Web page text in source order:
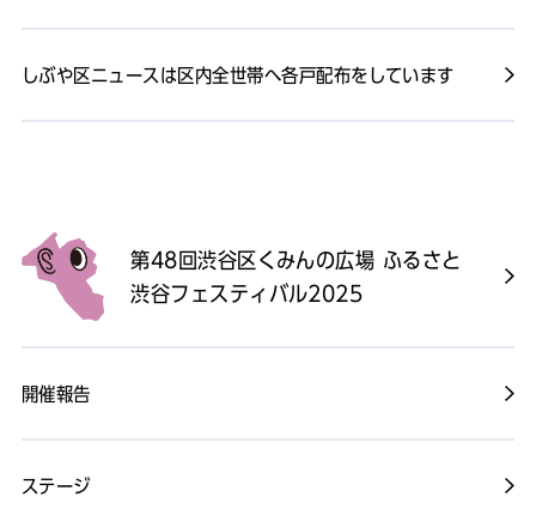
しぶや区ニュースは区内全世帯へ各戸配布をしています
第48回渋谷区くみんの広場 ふるさと
渋谷フェスティバル2025
開催報告
ステージ